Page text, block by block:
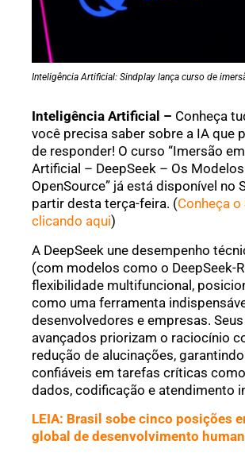
Inteligência Artificial: Sindplay lança curso de
Inteligência Artificial – Conheça
você precisa saber sobre a IA que
de responder! O curso “Imersão
Artificial – DeepSeek – Os
OpenSource” já está disponível no
partir desta terça-feira. (Conheça
clicando aqui)
A DeepSeek une desempenho
(com modelos como o DeepSeek-
flexibilidade multifuncional,
como uma ferramenta
desenvolvedores e empresas.
avançados priorizam o raciocínio
redução de alucinações,
confiáveis em tarefas críticas
dados, codificação e atendimento
LEIA: Brasil sobe cinco posições
global de desenvolvimento